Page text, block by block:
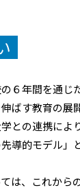
６年間を通じ
ばす教育の展
との連携によ
導的モデル」
は、これから